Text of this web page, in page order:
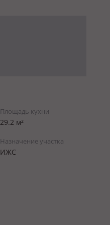
Площадь кухни
29.2 м²
Назначение участка
ИЖС